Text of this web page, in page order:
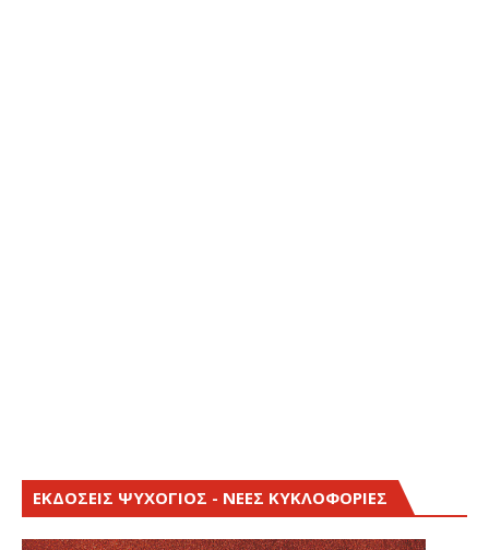
ΕΚΔΟΣΕΙΣ ΨΥΧΟΓΙΟΣ - ΝΕΕΣ ΚΥΚΛΟΦΟΡΙΕΣ